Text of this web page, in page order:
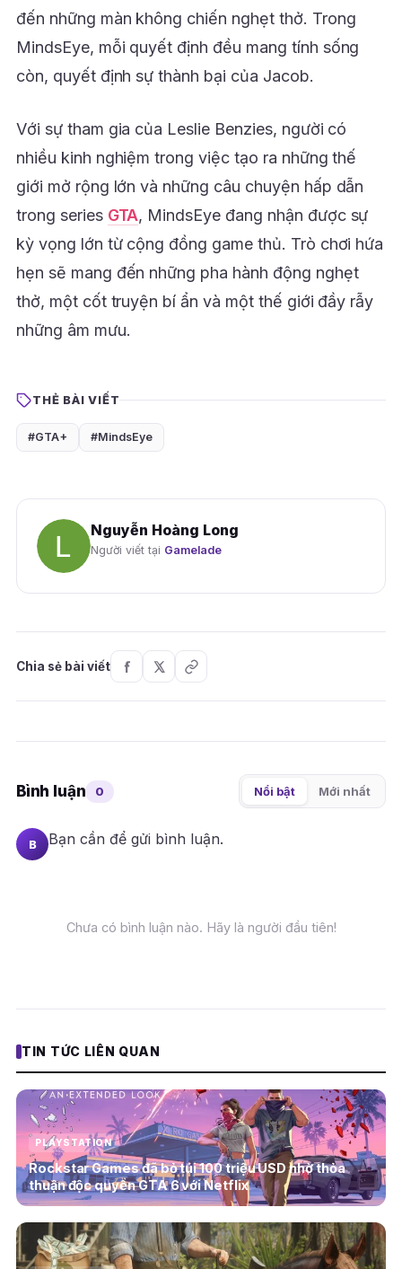
đến những màn không chiến nghẹt thở. Trong
MindsEye, mỗi quyết định đều mang tính sống
còn, quyết định sự thành bại của Jacob.
Với sự tham gia của Leslie Benzies, người có
nhiều kinh nghiệm trong việc tạo ra những thế
giới mở rộng lớn và những câu chuyện hấp dẫn
trong series GTA, MindsEye đang nhận được sự
kỳ vọng lớn từ cộng đồng game thủ. Trò chơi hứa
hẹn sẽ mang đến những pha hành động nghẹt
thở, một cốt truyện bí ẩn và một thế giới đầy rẫy
những âm mưu.
THẺ BÀI VIẾT
#GTA+ #MindsEye
Nguyễn Hoàng Long
Người viết tại Gamelade
Chia sẻ bài viết
Bình luận 0 Nổi bật Mới nhất
B Bạn cần để gửi bình luận.
Chưa có bình luận nào. Hãy là người đầu tiên!
TIN TỨC LIÊN QUAN
PLAYSTATION
Rockstar Games đã bỏ túi 100 triệu USD nhờ thỏa
thuận độc quyền GTA 6 với Netflix